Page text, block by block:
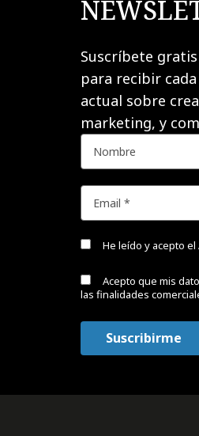
Suscríbete
para recibir
actual sobre
marketing, y
He leído y acepto el
Acepto que mis
las finalidades